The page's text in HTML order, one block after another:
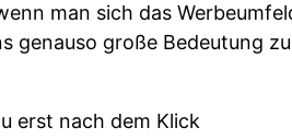
man sich das
genauso große Bedeutung
erst nach dem Klick